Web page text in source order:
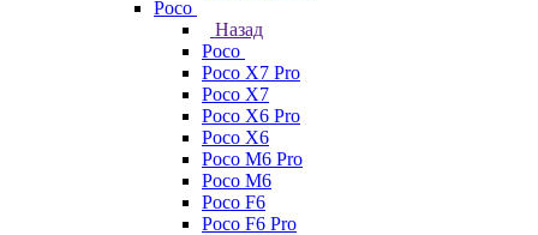
Poco
Назад
Poco
Poco X7 Pro
Poco X7
Poco X6 Pro
Poco X6
Poco M6 Pro
Poco M6
Poco F6
Poco F6 Pro